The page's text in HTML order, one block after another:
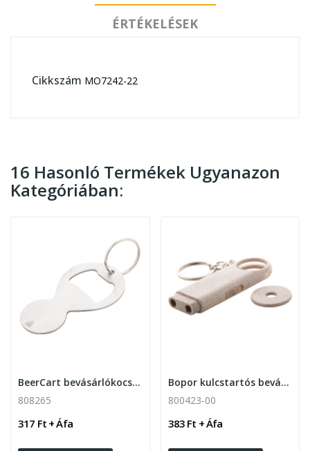
ÉRTÉKELÉSEK
Cikkszám MO7242-22
16 Hasonló Termékek Ugyanazon
Kategóriában:
BeerCart bevásárlókocsi érme sörnyitóval
808265
317 Ft + Áfa
Bopor kulcstartós bevásárló érme 2 LED-es lámpával
800423-00
383 Ft + Áfa